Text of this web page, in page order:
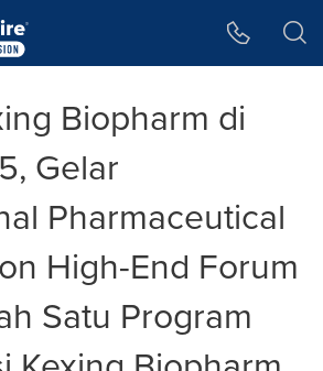
Biopharm di
Gelar
Pharmaceutical
High-End Forum
Satu Program